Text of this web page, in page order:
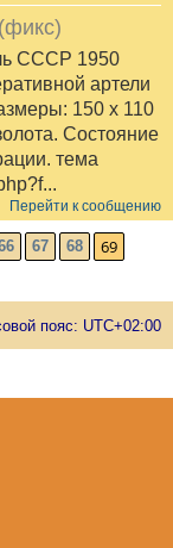
СССР 1950
артели
150 х 110
Состояние
тема
Перейти к сообщению
69 67 68 69
пояс: UTC+02:00